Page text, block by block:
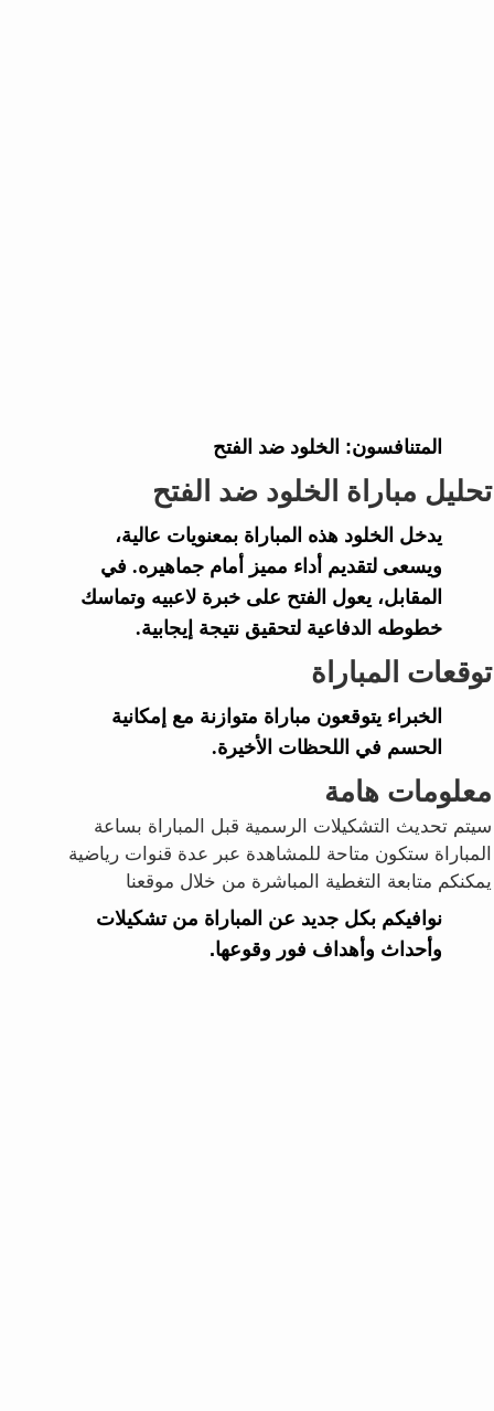
المتنافسون: الخلود ضد الفتح
تحليل مباراة الخلود ضد الفتح
يدخل الخلود هذه المباراة بمعنويات عالية،
ويسعى لتقديم أداء مميز أمام جماهيره. في
المقابل، يعول الفتح على خبرة لاعبيه وتماسك
خطوطه الدفاعية لتحقيق نتيجة إيجابية.
توقعات المباراة
الخبراء يتوقعون مباراة متوازنة مع إمكانية
الحسم في اللحظات الأخيرة.
معلومات هامة
سيتم تحديث التشكيلات الرسمية قبل المباراة بساعة
المباراة ستكون متاحة للمشاهدة عبر عدة قنوات رياضية
يمكنكم متابعة التغطية المباشرة من خلال موقعنا
نوافيكم بكل جديد عن المباراة من تشكيلات
وأحداث وأهداف فور وقوعها.